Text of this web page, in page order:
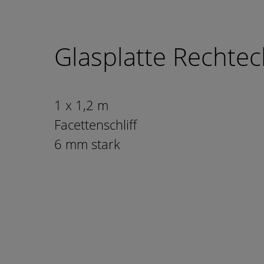
Glasplatte
1 x 1,2 m
Facettenschliff
6 mm stark